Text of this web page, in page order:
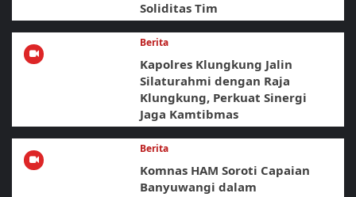
Soliditas Tim
Berita
Kapolres Klungkung Jalin
Silaturahmi dengan Raja
Klungkung, Perkuat Sinergi
Jaga Kamtibmas
Berita
Komnas HAM Soroti Capaian
Banyuwangi dalam